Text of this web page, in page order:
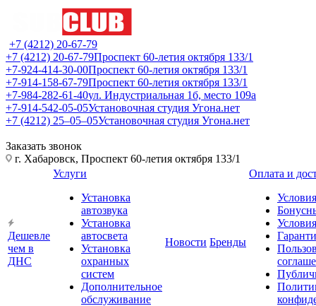
+7 (4212) 20-67-79
+7 (4212) 20-67-79Проспект 60-летия октября 133/1
+7-924-414-30-00Проспект 60-летия октября 133/1
+7-914-158-67-79Проспект 60-летия октября 133/1
+7-984-282-61-40ул. Индустриальная 1б, место 109а
+7-914-542-05-05Установочная студия Угона.нет
+7 (4212) 25‒05‒05Установочная студия Угона.нет
Заказать звонок
г. Хабаровск, Проспект 60-летия октября 133/1
Дешевле
чем в
ДНС
Услуги
Установка
автозвука
Установка
автосвета
Установка
охранных
систем
Дополнительное
обслуживание
Новости Бренды
Оплата и